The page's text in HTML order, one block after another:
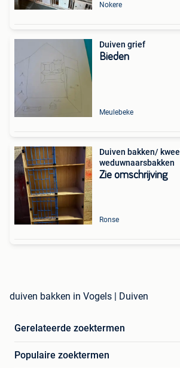
Nokere
Duiven grief
Bieden
Meulebeke
Duiven bakken/
weduwnaarsbakken
Zie omschrijving
Ronse
duiven bakken in Vogels | Duiven
Gerelateerde zoektermen
Populaire zoektermen